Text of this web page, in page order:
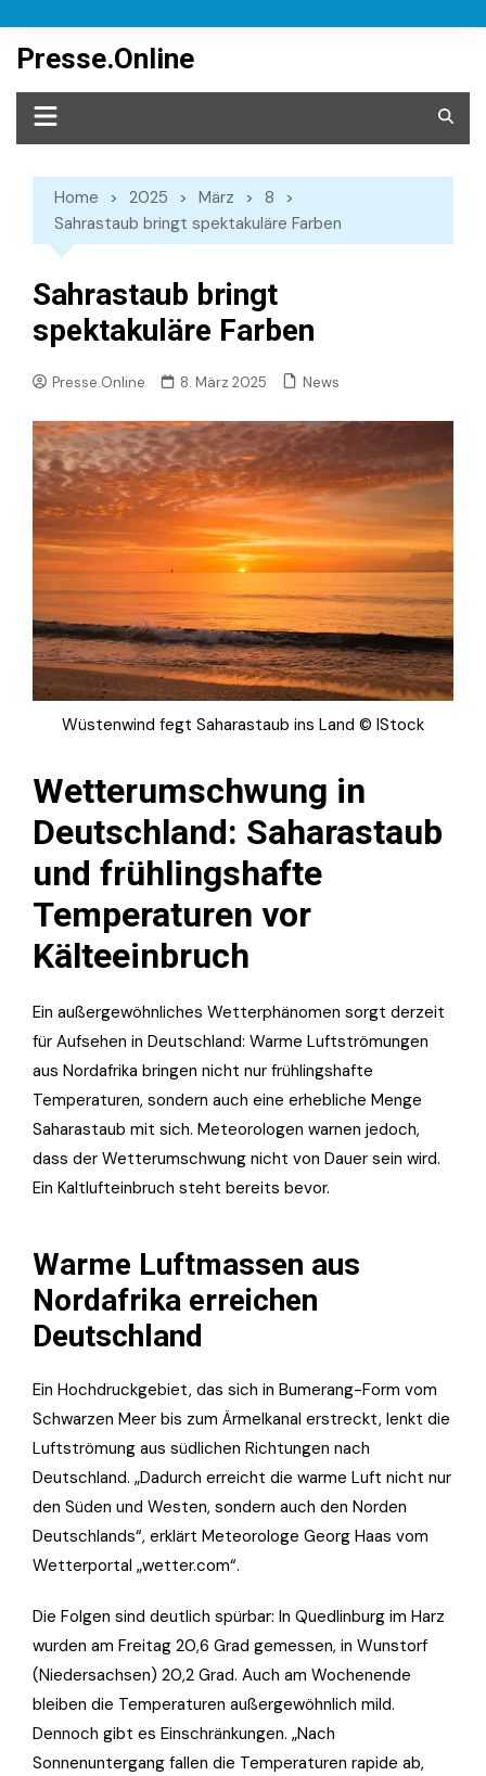
content
Presse.Online
Home 2025 März
8
Sahrastaub bringt spektakuläre Farben
Sahrastaub bringt
spektakuläre Farben
Presse.Online 8. März 2025 News
Wüstenwind fegt Saharastaub ins Land © IStock
Wetterumschwung in
Deutschland: Saharastaub
und frühlingshafte
Temperaturen vor
Kälteeinbruch
Ein außergewöhnliches Wetterphänomen sorgt derzeit
für Aufsehen in Deutschland: Warme Luftströmungen
aus Nordafrika bringen nicht nur frühlingshafte
Temperaturen, sondern auch eine erhebliche Menge
Saharastaub mit sich. Meteorologen warnen jedoch,
dass der Wetterumschwung nicht von Dauer sein wird.
Ein Kaltlufteinbruch steht bereits bevor.
Warme Luftmassen aus
Nordafrika erreichen
Deutschland
Ein Hochdruckgebiet, das sich in Bumerang-Form vom
Schwarzen Meer bis zum Ärmelkanal erstreckt, lenkt die
Luftströmung aus südlichen Richtungen nach
Deutschland. „Dadurch erreicht die warme Luft nicht nur
den Süden und Westen, sondern auch den Norden
Deutschlands“, erklärt Meteorologe Georg Haas vom
Wetterportal „wetter.com“.
Die Folgen sind deutlich spürbar: In Quedlinburg im Harz
wurden am Freitag 20,6 Grad gemessen, in Wunstorf
(Niedersachsen) 20,2 Grad. Auch am Wochenende
bleiben die Temperaturen außergewöhnlich mild.
Dennoch gibt es Einschränkungen. „Nach
Sonnenuntergang fallen die Temperaturen rapide ab,